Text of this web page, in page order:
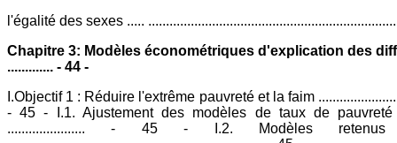
l'égalité des sexes .....
Chapitre 3: Modèles économétriques d'explication des
............. - 44 -
I.Objectif 1 : Réduire l'extrême pauvreté et la faim
- 45 - I.1. Ajustement des modèles de taux de
...................... - 45 - I.2. Modèles retenus